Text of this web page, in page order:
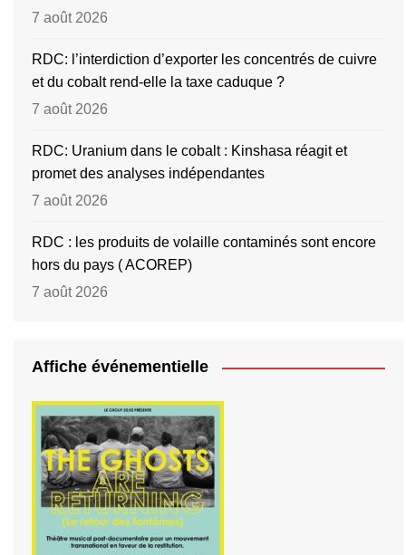
7 août 2026
RDC: l’interdiction d’exporter les concentrés de cuivre
et du cobalt rend-elle la taxe caduque ?
7 août 2026
RDC: Uranium dans le cobalt : Kinshasa réagit et
promet des analyses indépendantes
7 août 2026
RDC : les produits de volaille contaminés sont encore
hors du pays ( ACOREP)
7 août 2026
Affiche événementielle